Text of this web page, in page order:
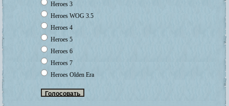
Heroes 3
Heroes WOG 3.5
Heroes 4
Heroes 5
Heroes 6
Heroes 7
Heroes Olden Era